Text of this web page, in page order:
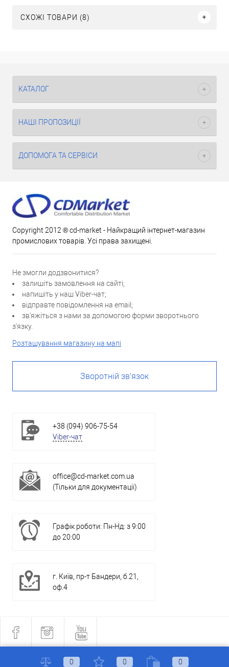
СХОЖІ ТОВАРИ (8)
КАТАЛОГ
НАШІ ПРОПОЗИЦІЇ
ДОПОМОГА ТА СЕРВІСИ
Copyright 2012 ® cd-market - Найкращий інтернет-магазин
промислових товарів. Усі права захищені.
Не змогли додзвонитися?
залишіть замовлення на сайті;
напишіть у наш Viber-чат;
відправте повідомлення на email;
зв'яжіться з нами за допомогою форми зворотнього
з'язку.
Розташування магазину на мапі
Зворотній зв'язок
+38 (094) 906-75-54
Viber-чат
office@cd-market.com.ua
(Тільки для документації)
Графік роботи: Пн-Нд: з 9:00
до 20:00
г. Київ, пр-т Бандери, б.21,
оф.4
0 0 0